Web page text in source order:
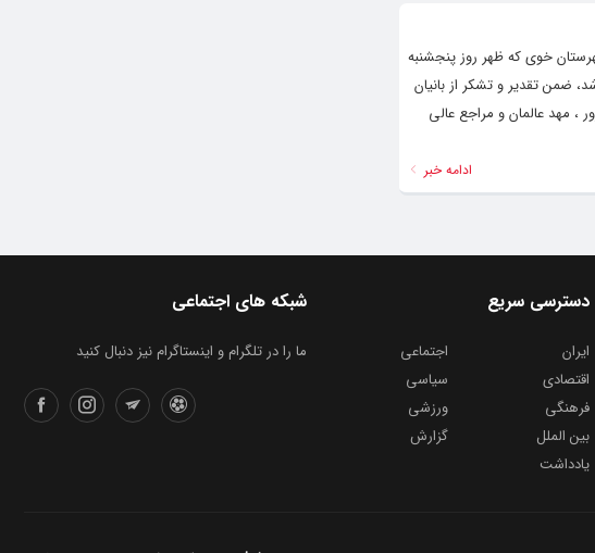
خوی که ظهر روز پنجشنبه
ضمن تقدیر و تشکر از بانیان
مهد عالمان و مراجع عالی
ادامه خبر
شبکه های اجتماعی
ما را در تلگرام و اینستاگرام نیز دنبال کنید
دسترسی سریع
ایران
اجتماعی
اقتصادی
سیاسی
فرهنگی
ورزشی
بین الملل
گزارش
یادداشت